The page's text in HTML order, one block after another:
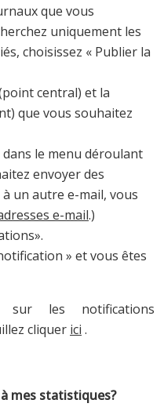
que vous
uniquement les
choisissez « Publier la
central) et la
que vous souhaitez
le menu déroulant
envoyer des
un autre e-mail, vous
e-mail.)
» et vous êtes
sur les notifications
cliquer ici .
mes statistiques?